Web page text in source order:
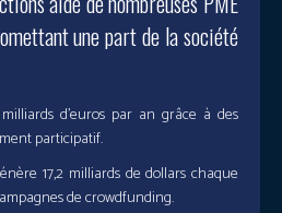
une part de la société
d’euros par an grâce à des
participatif.
17,2 milliards de dollars chaque
de crowdfunding.